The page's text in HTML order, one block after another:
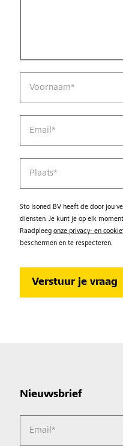
Voornaam*
Email*
Plaats*
Sto Isoned BV heeft de door jou
diensten. Je kunt je op elk
Raadpleeg onze privacy- en
beschermen en te respecteren.
Nieuwsbrief
Email*